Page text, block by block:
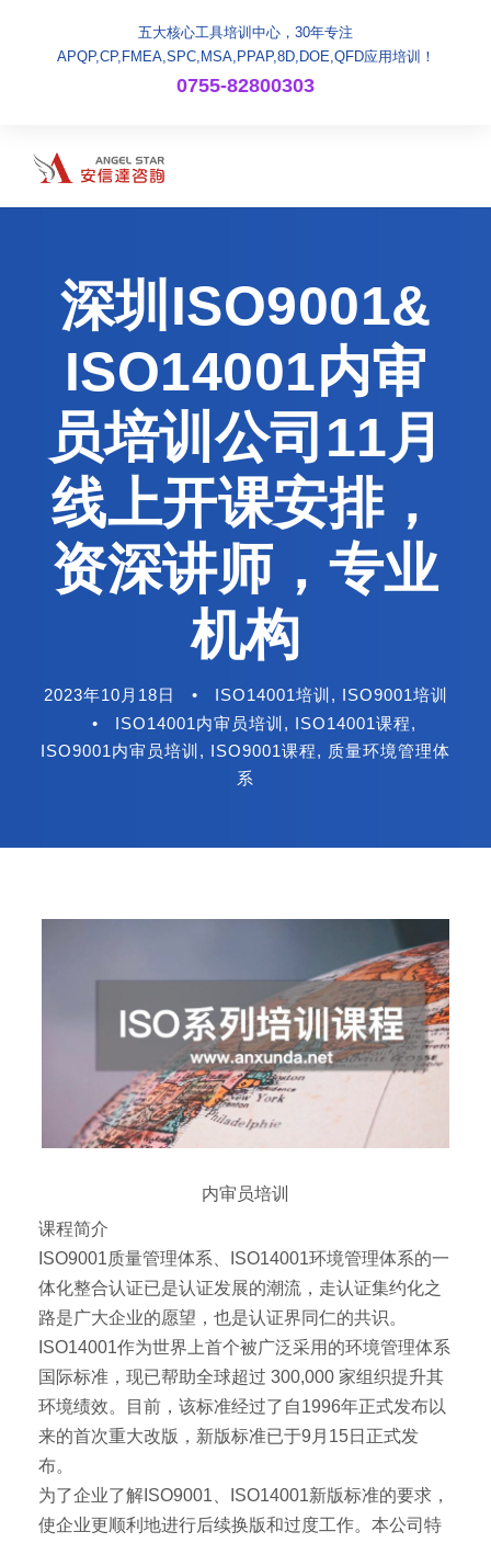
五大核心工具培训中心，30年专注
APQP,CP,FMEA,SPC,MSA,PPAP,8D,DOE,QFD应用培训！
0755-82800303
深圳ISO9001&
ISO14001内审
员培训公司11月
线上开课安排，
资深讲师，专业
机构
2023年10月18日 • ISO14001培训 , ISO9001培训
•
ISO14001内审员培训 , ISO14001课程,
ISO9001内审员培训 , ISO9001课程, 质量环境管理体
系
内审员培训
课程简介
ISO9001质量管理体系、ISO14001环境管理体系的一
体化整合认证已是认证发展的潮流，走认证集约化之
路是广大企业的愿望，也是认证界同仁的共识。
ISO14001作为世界上首个被广泛采用的环境管理体系
国际标准，现已帮助全球超过 300,000 家组织提升其
环境绩效。目前，该标准经过了自1996年正式发布以
来的首次重大改版，新版标准已于9月15日正式发
布。
为了企业了解ISO9001、ISO14001新版标准的要求，
使企业更顺利地进行后续换版和过度工作。本公司特